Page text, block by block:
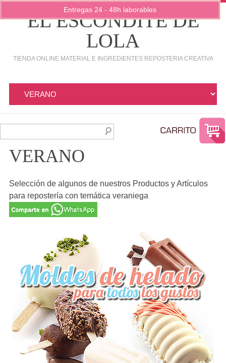
EL ESCONDITE DE
LOLA
TIENDA ONLINE MATERIAL E INGREDIENTES REPOSTERIA CREATIVA
VERANO
Selección de algunos de nuestros Productos y Artículos
para repostería con temática veraniega
Entregas 24 - 48h laborables